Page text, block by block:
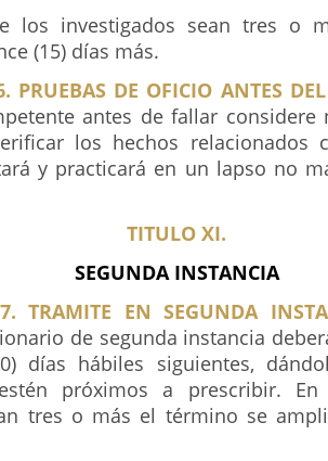
los investigados sean tres o
(15) días más.
PRUEBAS DE OFICIO ANTES
antes de fallar considere
los hechos relacionados
y practicará en un lapso no
TITULO XI.
SEGUNDA INSTANCIA
TRAMITE EN SEGUNDA
de segunda instancia
días hábiles siguientes,
próximos a prescribir.
tres o más el término se